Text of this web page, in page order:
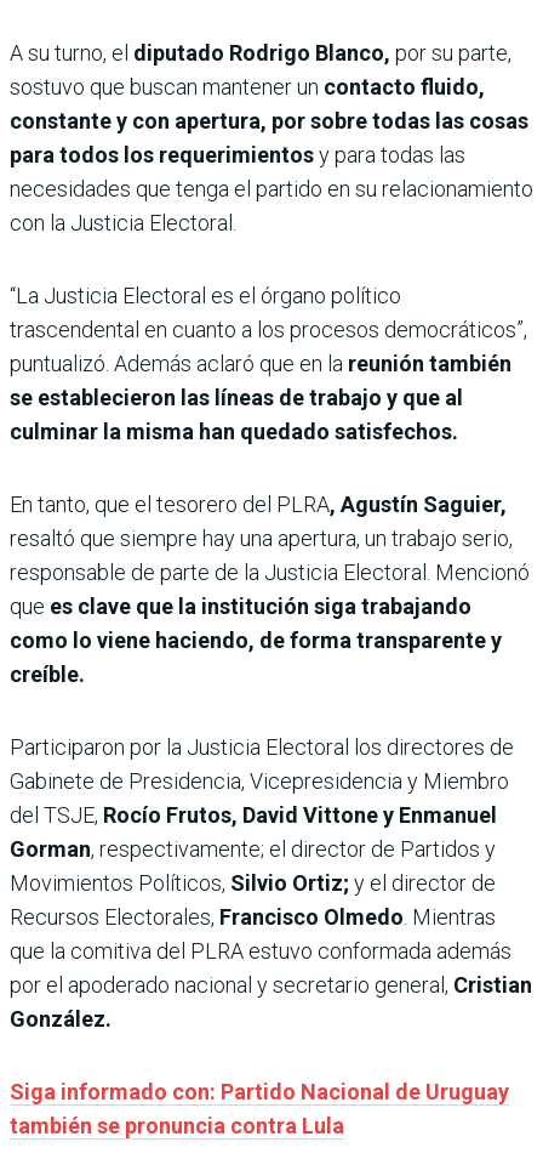
A su turno, el diputado Rodrigo Blanco, por su parte,
sostuvo que buscan mantener un contacto fluido,
constante y con apertura, por sobre todas las cosas
para todos los requerimientosy para todas las
necesidades que tenga el partido en su relacionamiento
con la Justicia Electoral.
“La Justicia Electoral es el órgano político
trascendental en cuanto a los procesos democráticos”,
puntualizó. Además aclaró que en la reunión también
se establecieron las líneas de trabajo y que al
culminar la misma han quedado satisfechos.
En tanto, que el tesorero del PLRA, Agustín Saguier,
resaltó que siempre hay una apertura, un trabajo serio,
responsable de parte de la Justicia Electoral. Mencionó
que es clave que la institución siga trabajando
como lo viene haciendo, de forma transparente y
creíble.
Participaron por la Justicia Electoral los directores de
Gabinete de Presidencia, Vicepresidencia y Miembro
del TSJE, Rocío Frutos, David Vittone y Enmanuel
Gorman, respectivamente; el director de Partidos y
Movimientos Políticos, Silvio Ortiz; y el director de
Recursos Electorales, Francisco Olmedo. Mientras
que la comitiva del PLRA estuvo conformada además
por el apoderado nacional y secretario general, Cristian
González.
Siga informado con: Partido Nacional de Uruguay
también se pronuncia contra Lula